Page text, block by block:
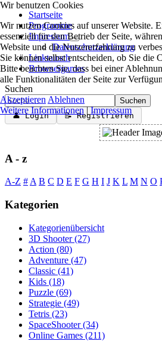
Startseite
Programme
Impressum
Datenschutzerklärung
Linktausch
Browsergames
Suchen
Suchen
👤 Login
📝 Registrieren
A - z
A-Z #A B C D E F G H I J K L M N O
Kategorien
Kategorienübersicht
3D Shooter(27)
Action (80)
Adventure (47)
Classic (41)
Kids (18)
Puzzle (69)
Strategie (49)
Tetris (23)
SpaceShooter(34)
Online Games (211)
Wir benutzen Cookies
Wir nutzen Cookies auf unserer Website.
essenziell für den Betrieb der Seite,
Website und die Nutzererfahrung zu
Sie können selbst entscheiden, ob Sie die
Bitte beachten Sie, dass bei einer
alle Funktionalitäten der Seite zur
Akzeptieren Ablehnen
Weitere Informationen|Impressum